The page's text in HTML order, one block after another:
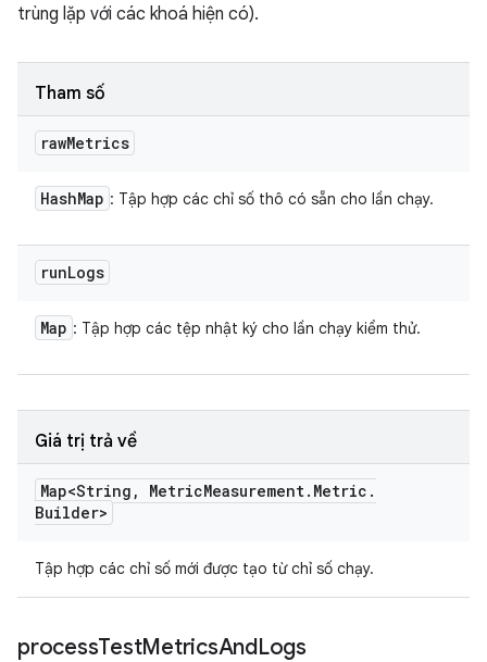
trùng lặp với các khoá hiện có).
Tham số
rawMetrics
HashMap : Tập hợp các chỉ số thô có sẵn cho lần chạy.
runLogs
Map : Tập hợp các tệp nhật ký cho lần chạy kiểm thử.
Giá trị trả về
Map<String , MetricMeasurement. Metric .
Builder>
Tập hợp các chỉ số mới được tạo từ chỉ số chạy.
processTestMetricsAndLogs